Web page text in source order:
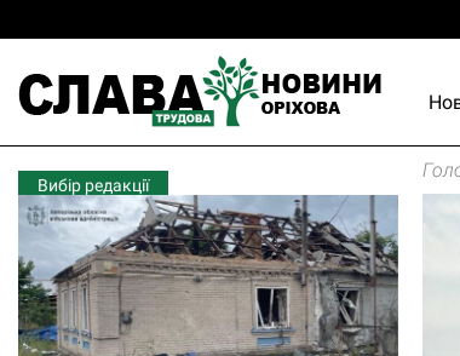
Вибір редакції